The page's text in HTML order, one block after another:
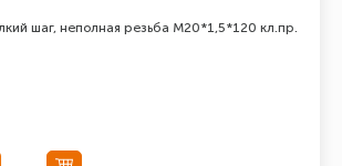
шаг, неполная резьба M20*1,5*120 кл.пр.